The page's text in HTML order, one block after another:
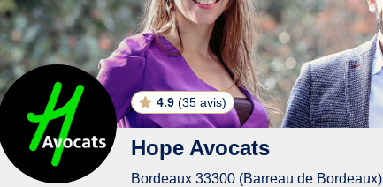
4.9 (35 avis)
Hope Avocats
Bordeaux 33300 (Barreau de Bordeaux)